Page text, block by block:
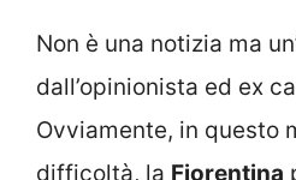
Non è una notizia ma
dall’opinionista ed ex
Ovviamente, in questo
difficoltà, la Fiorentina